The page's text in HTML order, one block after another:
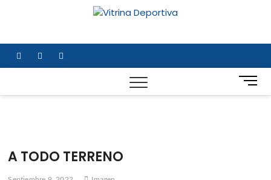
INTERNACIONAL
facebooktwitterinstagram
B
o
A TODO TERRENO